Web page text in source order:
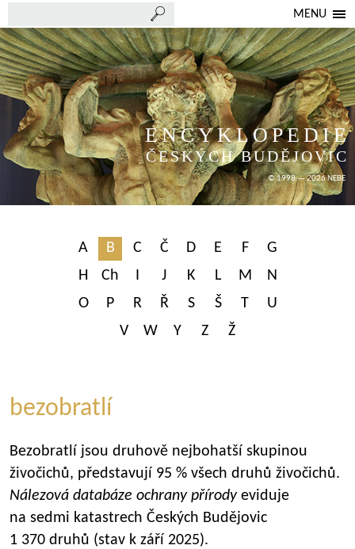
MENU
ENCYKLOPEDIE
ČESKÝCH BUDĚJOVIC
© 1998 — 2026 NEBE
A B C Č D E F
G
H
Ch I J K L M
N
O
P R Ř S Š T
U
V
W Y Z Ž
bezobratlí
Bezobratlí jsou druhově nejbohatší skupinou
živočichů, představují 95 % všech druhů živočichů.
Nálezová databáze ochrany přírodyeviduje
na sedmi katastrech Českých Budějovic
1 370 druhů (stav k září 2025).